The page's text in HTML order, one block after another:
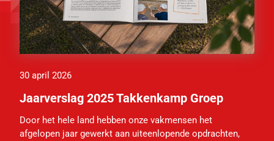
30 april 2026
Jaarverslag 2025 Takkenkamp Groep
Door het hele land hebben onze vakmensen het
afgelopen jaar gewerkt aan uiteenlopende opdrachten,